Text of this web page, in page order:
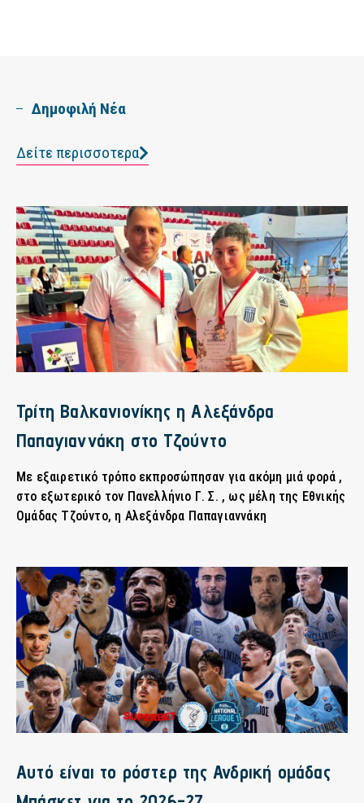
Δημοφιλή Νέα
Δείτε περισσοτερα
Τρίτη Βαλκανιονίκης η Αλεξάνδρα
Παπαγιαννάκη στο Τζούντο
Με εξαιρετικό τρόπο εκπροσώπησαν για ακόμη μιά φορά ,
στο εξωτερικό τον Πανελλήνιο Γ. Σ. , ως μέλη της Εθνικής
Ομάδας Τζούντο, η Αλεξάνδρα Παπαγιαννάκη
Αυτό είναι το ρόστερ της Ανδρική ομάδας